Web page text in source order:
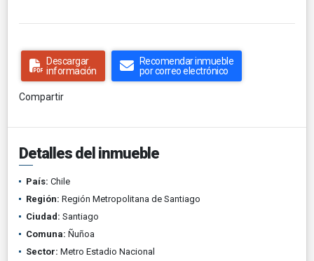
Descargar
información
Recomendar inmueble
por correo electrónico
Compartir
Detalles del inmueble
País: Chile
Región: Región Metropolitana de Santiago
Ciudad: Santiago
Comuna: Ñuñoa
Sector: Metro Estadio Nacional